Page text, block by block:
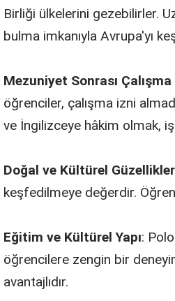
Birliği ülkelerini gezebilirler.
bulma imkanıyla Avrupa'yı
Mezuniyet Sonrası Çalışma
öğrenciler, çalışma izni
ve İngilizceye hâkim olmak, iş
Doğal ve Kültürel
keşfedilmeye değerdir.
Eğitim ve Kültürel Yapı:
öğrencilere zengin bir
avantajlıdır.